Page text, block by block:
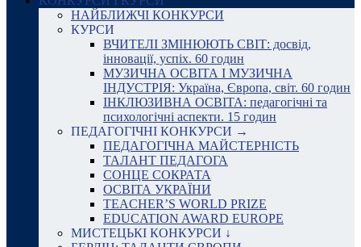
НАЙБЛИЖЧІ КОНКУРСИ
КУРСИ
ВЧИТЕЛІ ЗМІНЮЮТЬ СВІТ: досвід,
інновації, успіх. 60 годин
МУЗИЧНА ОСВІТА І МУЗИЧНА
ІНДУСТРІЯ: Україна, Європа, світ. 60 годин
ІНКЛЮЗИВНА ОСВІТА: педагогічні та
психологічні аспекти. 15 годин
ПЕДАГОГІЧНІ КОНКУРСИ →
ПЕДАГОГІЧНА МАЙСТЕРНІСТЬ
ТАЛАНТ ПЕДАГОГА
СОНЦЕ СОКРАТА
ОСВІТА УКРАЇНИ
TEACHER’S WORLD PRIZE
EDUCATION AWARD EUROPE
МИСТЕЦЬКІ КОНКУРСИ ↓